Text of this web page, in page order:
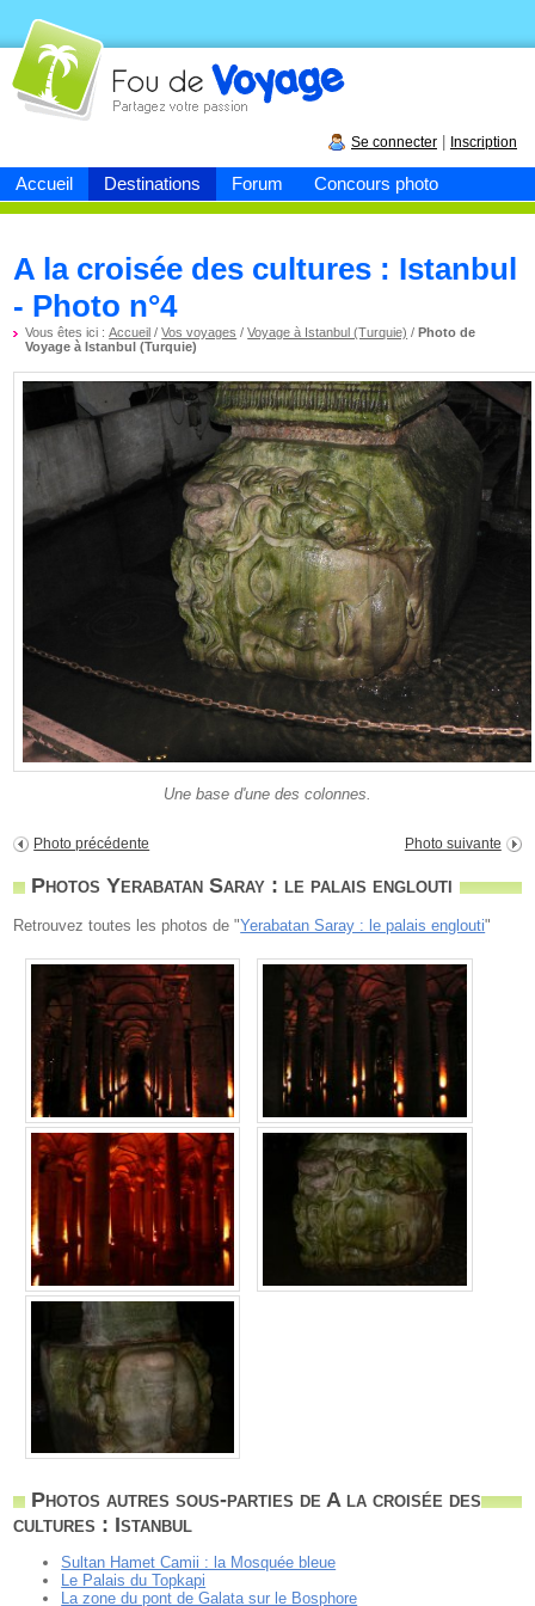
Accueil Destinations Forum Concours photo
Fou devoyage
Se connecter Inscription
A la croisée des cultures : Istanbul
- Photo n°4
Vous êtes ici :Accueil /Vos voyages /Voyage à Istanbul (Turquie) /Photo de
Voyage à Istanbul (Turquie)
Une base d'une des colonnes.
Photo précédente Photo suivante
Photos Yerabatan Saray : le palais englouti
Retrouvez toutes les photos de "Yerabatan Saray : le palais englouti"
Photos autres sous-parties de A la croisée des
cultures : Istanbul
Sultan Hamet Camii : la Mosquée bleue
Le Palais du Topkapi
La zone du pont de Galata sur le Bosphore